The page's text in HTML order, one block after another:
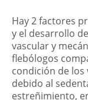
Hay 2 factores
y el desarrollo
vascular y
flebólogos
condición de los
debido al
estreñimiento,